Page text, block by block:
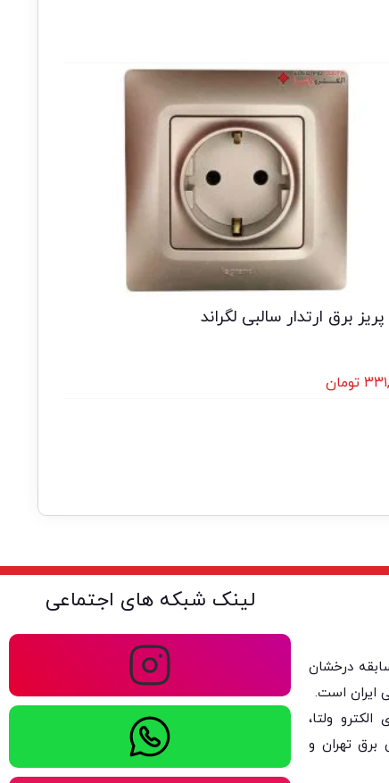
پریز برق ارتدار سالبی لگراند
تومان
با بیش از ۴۰ سال سابقه درخشان
ایران است.
ولتا،
تهران و
لینک شبکه های اجتماعی